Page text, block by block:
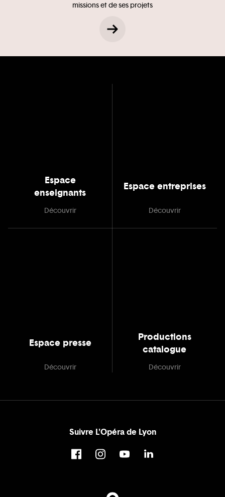
missions et de ses projets
Espace
enseignants
Découvrir
Espace entreprises
Découvrir
Espace presse
Découvrir
Productions
catalogue
Découvrir
Suivre L'Opéra de Lyon